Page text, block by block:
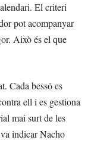
El criteri
pot acompanyar
Això és el que
Cada bessó es
ell i es gestiona
mai surt de les
va indicar Nacho